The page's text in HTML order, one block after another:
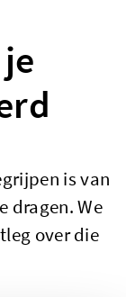
is van
dragen. We
over die